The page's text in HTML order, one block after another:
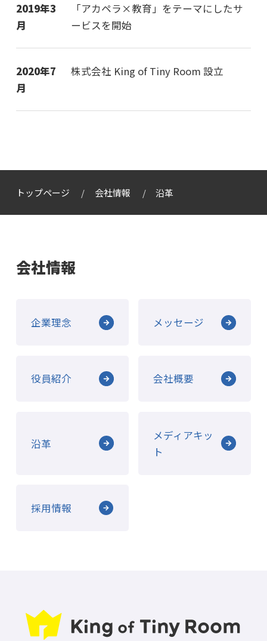
2019年3
月
「アカペラ×教育」をテーマにしたサ
ービスを開始
2020年7
月
株式会社 King of Tiny Room 設立
トップページ 会社情報 沿革
会社情報
企業理念 メッセージ
役員紹介 会社概要
沿革
メディアキッ
ト
採用情報